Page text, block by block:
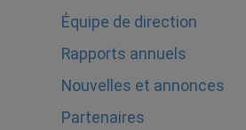
Équipe de direction
Rapports annuels
Nouvelles et annonces
Partenaires